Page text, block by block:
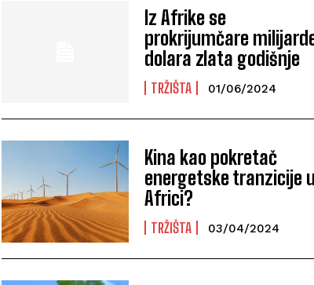
Iz Afrike se
prokrijumčare
dolara zlata godišnje
TRŽIŠTA 01/06/2024
Kina kao pokretač
energetske tranzicije u
Africi?
TRŽIŠTA 03/04/2024